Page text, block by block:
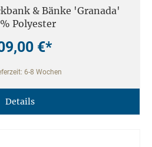
& Bänke 'Granada'
Polyester
€*
6-8 Wochen
Details